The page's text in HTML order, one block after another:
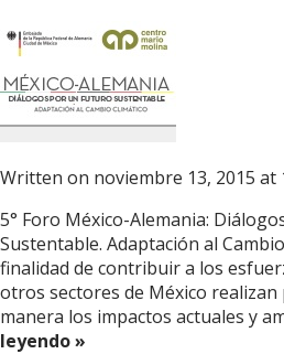
Written on noviembre 13, 2015 at
5° Foro México-Alemania:
Sustentable. Adaptación al
finalidad de contribuir a los
otros sectores de México
manera los impactos actuales y
leyendo »